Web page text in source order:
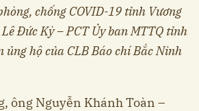
chống COVID-19 tỉnh Vương
Đức Kỳ – PCT Ủy ban MTTQ tỉnh
ủng hộ của CLB Báo chí Bắc Ninh
ông Nguyễn Khánh Toàn –